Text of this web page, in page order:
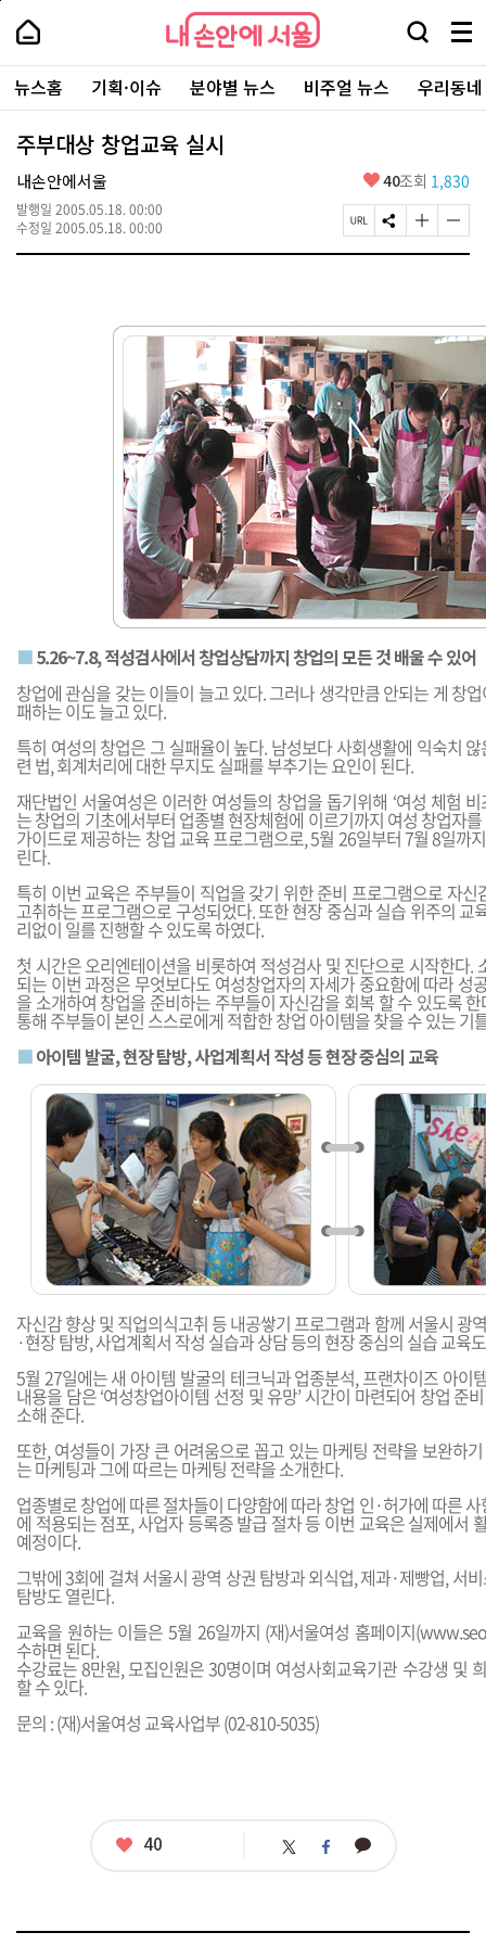
본
로
가
내
손
안
에
서
울
-
서
울
시
대
표
소
내
손
에
울
검
창
열
기
메
뉴
전
체
보
주
요
서
뉴스홈 기획·이슈 분야별 뉴스 비주얼 뉴스 우리동
주부대상 창업교육 실시
내손안에서울
발행일 2005.05.18. 00:00
수정일 2005.05.18. 00:00
좋
요
40조회 1,830
페
이
L
복
사
S
N
하
기
글
자
게
변
경
하
기
글
자
게
변
하
기
■5.26~7.8, 적성검사에서 창업상담까지 창업의 모든 것 배울 수 있어
창업에 관심을 갖는 이들이 늘고 있다. 그러나 생각만큼 안되는 게 창
패하는 이도 늘고 있다.
특히 여성의 창업은 그 실패율이 높다. 남성보다 사회생활에 익숙치
련 법, 회계처리에 대한 무지도 실패를 부추기는 요인이 된다.
재단법인 서울여성은 이러한 여성들의 창업을 돕기위해 ‘여성 체험
는 창업의 기초에서부터 업종별 현장체험에 이르기까지 여성 창업자
가이드로 제공하는 창업 교육 프로그램으로, 5월 26일부터 7월 8일까
린다.
특히 이번 교육은 주부들이 직업을 갖기 위한 준비 프로그램으로 자
고취하는 프로그램으로 구성되었다. 또한 현장 중심과 실습 위주의 교
리없이 일를 진행할 수 있도록 하였다.
첫 시간은 오리엔테이션을 비롯하여 적성검사 및 진단으로 시작한다.
되는 이번 과정은 무엇보다도 여성창업자의 자세가 중요함에 따라 성
을 소개하여 창업을 준비하는 주부들이 자신감을 회복 할 수 있도록
통해 주부들이 본인 스스로에게 적합한 창업 아이템을 찾을 수 있는 기
■아이템 발굴, 현장 탐방, 사업계획서 작성 등 현장 중심의 교육
자신감 향상 및 직업의식고취 등 내공쌓기 프로그램과 함께 서울시 광
·현장 탐방, 사업계획서 작성 실습과 상담 등의 현장 중심의 실습 교육
5월 27일에는 새 아이템 발굴의 테크닉과 업종분석, 프랜차이즈 아이
내용을 담은 ‘여성창업아이템 선정 및 유망’ 시간이 마련되어 창업 준
소해 준다.
또한, 여성들이 가장 큰 어려움으로 꼽고 있는 마케팅 전략을 보완하
는 마케팅과 그에 따르는 마케팅 전략을 소개한다.
업종별로 창업에 따른 절차들이 다양함에 따라 창업 인·허가에 따른
에 적용되는 점포, 사업자 등록증 발급 절차 등 이번 교육은 실제에서
예정이다.
그밖에 3회에 걸쳐 서울시 광역 상권 탐방과 외식업, 제과·제빵업, 서
탐방도 열린다.
교육을 원하는 이들은 5월 26일까지 (재)서울여성 홈페이지(
수하면 된다.
수강료는 8만원, 모집인원은 30명이며 여성사회교육기관 수강생 및
할 수 있다.
문의 : (재)서울여성 교육사업부 (02-810-5035)
좋
40 트 페 카
페
상
단
로